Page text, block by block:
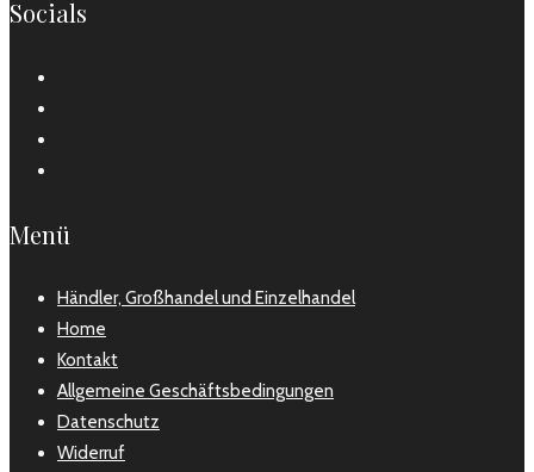
Socials
Menü
Händler, Großhandel und Einzelhandel
Home
Kontakt
Allgemeine Geschäftsbedingungen
Datenschutz
Widerruf